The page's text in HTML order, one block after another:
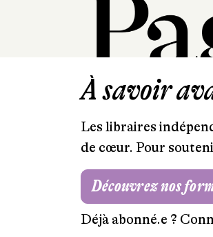
Mentions légales
À savoir
Les libraires
de cœur. Pour
Découvrez nos
Déjà abonné.e ?